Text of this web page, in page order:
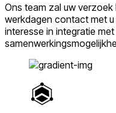
Ons team zal uw
werkdagen contact met
interesse in integratie